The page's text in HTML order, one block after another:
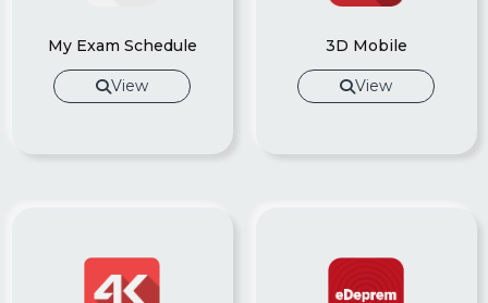
My Exam Schedule
View
3D Mobile
View